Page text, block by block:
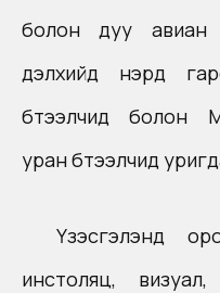
болон дуу авиан
дэлхийд нэрд
бүтээлчид болон
уран бүтээлчид
Үзэсгэлэнд
инстоляц,